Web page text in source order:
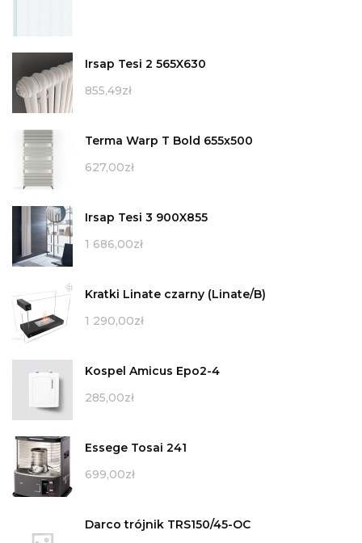
Irsap Tesi 2 565X630
855,49zł
Terma Warp T Bold 655x500
627,00zł
Irsap Tesi 3 900X855
1 686,00zł
Kratki Linate czarny (Linate/B)
1 290,00zł
Kospel Amicus Epo2-4
285,00zł
Essege Tosai 241
699,00zł
Darco trójnik TRS150/45-OC